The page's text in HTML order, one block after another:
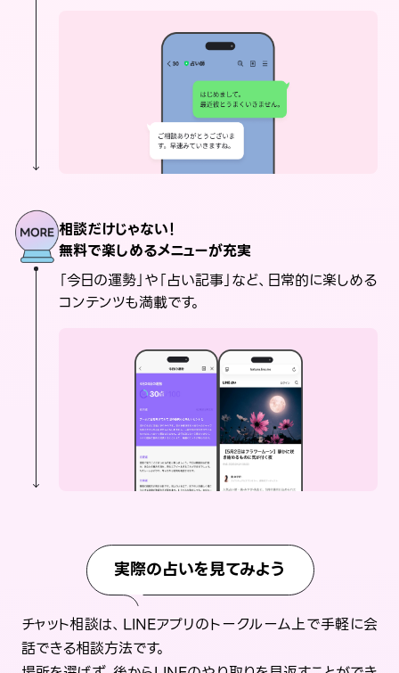
相談だけじゃない！
無料で楽しめるメニューが充実
「今日の運勢」や「占い記事」など、日常的に楽しめる
コンテンツも満載です。
実際の占いを見てみよう
チャット相談は、LINEアプリのトークルーム上で手軽に会
話できる相談方法です。